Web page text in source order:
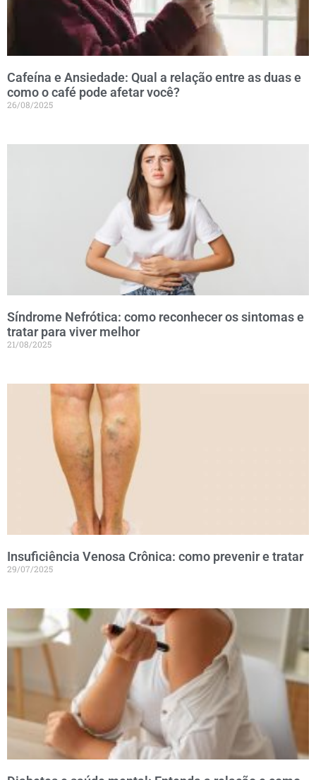
Cafeína e Ansiedade: Qual a relação entre as duas e
como o café pode afetar você?
26/08/2025
Síndrome Nefrótica: como reconhecer os sintomas e
tratar para viver melhor
21/08/2025
Insuficiência Venosa Crônica: como prevenir e tratar
29/07/2025